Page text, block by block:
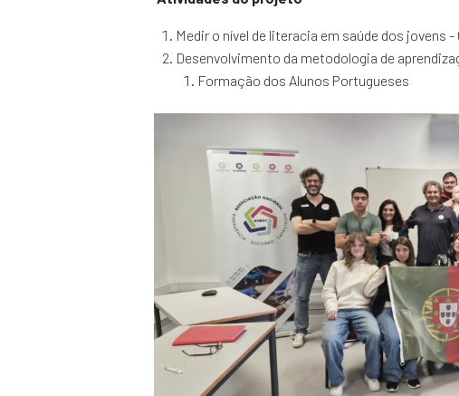
Medir o nível de literacia em saúde dos jovens
Desenvolvimento da metodologia de
Formação dos Alunos Portugueses